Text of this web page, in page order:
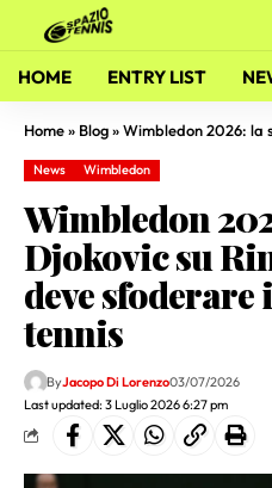
HOME ENTRY LIST
Home» Blog»Wimbledon 2026: la spunta
News Wimbledon
Wimbledon
Djokovic su
deve
tennis
Last updated: 3 Luglio 2026 6:27 pm
ByJacopo Di Lorenzo03/07/2026